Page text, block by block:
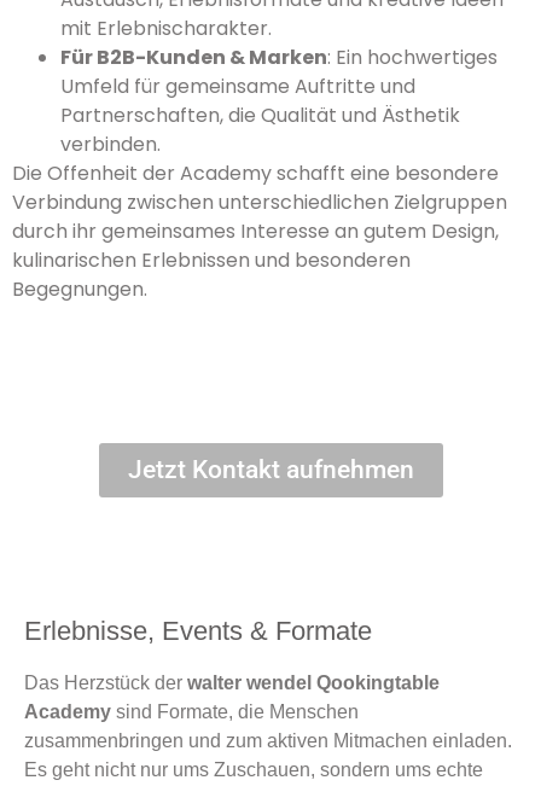
mit Erlebnischarakter.
Für B2B-Kunden & Marken: Ein hochwertiges
Umfeld für gemeinsame Auftritte und
Partnerschaften, die Qualität und Ästhetik
verbinden.
Die Offenheit der Academy schafft eine besondere
Verbindung zwischen unterschiedlichen Zielgruppen
durch ihr gemeinsames Interesse an gutem Design,
kulinarischen Erlebnissen und besonderen
Begegnungen.
Jetzt Kontakt aufnehmen
Erlebnisse, Events & Formate
Das Herzstück der walter wendel Qookingtable
Academy sind Formate, die Menschen
zusammenbringen und zum aktiven Mitmachen einladen.
Es geht nicht nur ums Zuschauen, sondern ums echte